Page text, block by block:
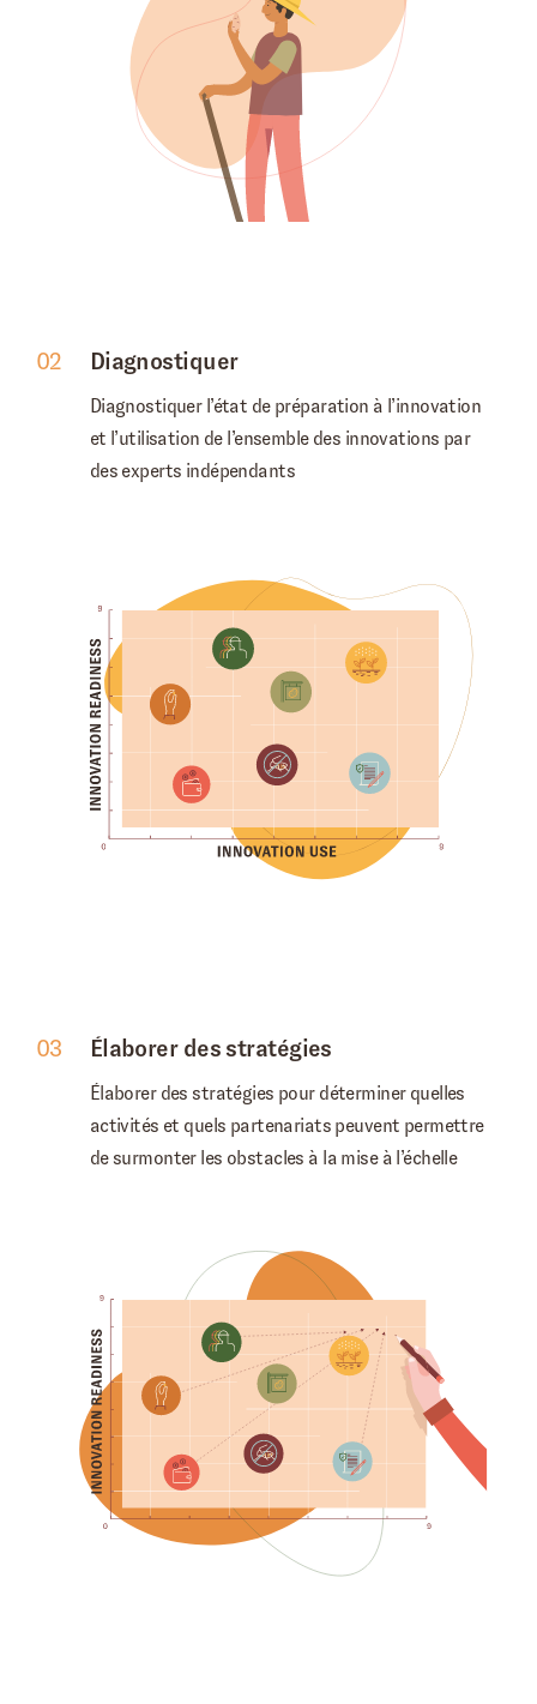
02 Diagnostiquer
Diagnostiquer l’état de préparation à l’innovation
et l’utilisation de l’ensemble des innovations par
des experts indépendants
03 Élaborer des stratégies
Élaborer des stratégies pour déterminer quelles
activités et quels partenariats peuvent permettre
de surmonter les obstacles à la mise à l’échelle